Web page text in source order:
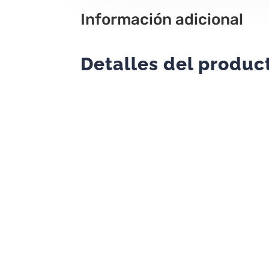
Información adicional
Detalles del